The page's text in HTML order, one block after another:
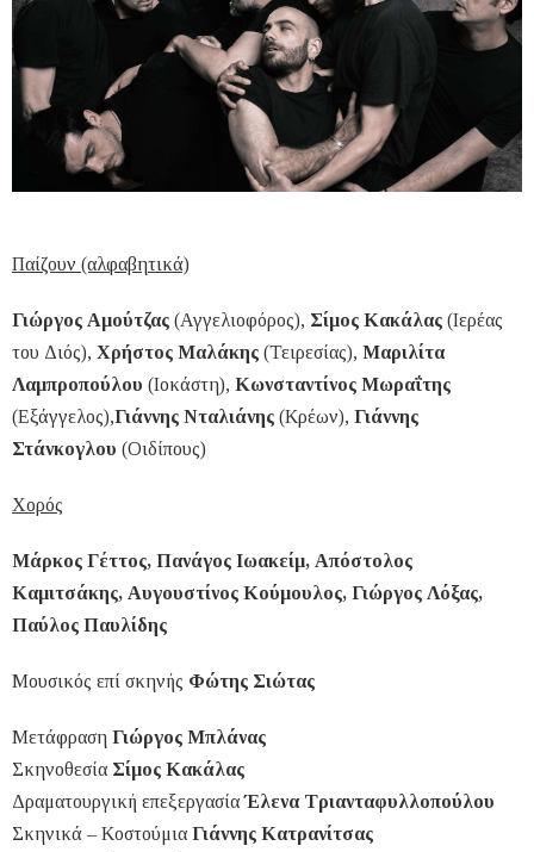
Παίζουν (αλφαβητικά)
Γιώργος Αμούτζας (Αγγελιοφόρος), Σίμος Κακάλας (Ιερέας
του Διός), Χρήστος Μαλάκης (Τειρεσίας), Μαριλίτα
Λαμπροπούλου (Ιοκάστη), Κωνσταντίνος Μωραΐτης
(Εξάγγελος),Γιάννης Νταλιάνης (Κρέων), Γιάννης
Στάνκογλου (Οιδίπους)
Χορός
Μάρκος Γέττος, Πανάγος Ιωακείμ, Απόστολος
Καμιτσάκης, Αυγουστίνος Κούμουλος, Γιώργος Λόξας,
Παύλος Παυλίδης
Μουσικός επί σκηνής Φώτης Σιώτας
Μετάφραση Γιώργος Μπλάνας
Σκηνοθεσία Σίμος Κακάλας
Δραματουργική επεξεργασίαΈλενα Τριανταφυλλοπούλου
Σκηνικά – Κοστούμια Γιάννης Κατρανίτσας